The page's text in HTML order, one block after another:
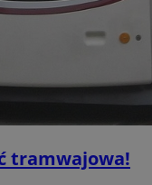
tramwajowa!